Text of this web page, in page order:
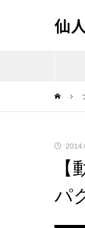
仙
パ